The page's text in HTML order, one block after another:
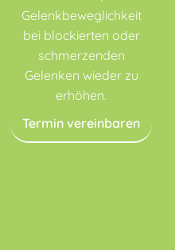
Gelenkbeweglichkeit
bei blockierten oder
schmerzenden
Gelenken wieder zu
erhöhen.
Termin vereinbaren